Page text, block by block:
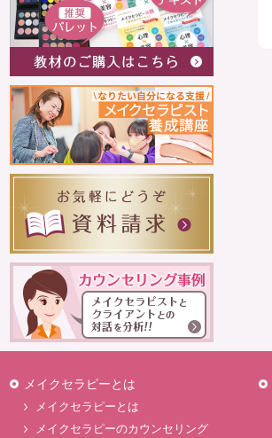
メイクセラピーとは
メイクセラピーとは
メイクセラピーのカウンセリング